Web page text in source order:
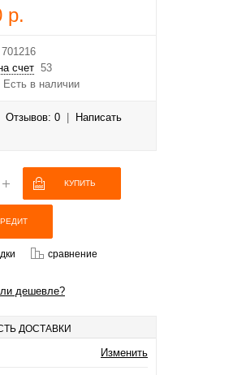
р.
701216
счет 53
Есть в наличии
Отзывов: 0
Написать
сравнение
дешевле?
ДОСТАВКИ
Изменить